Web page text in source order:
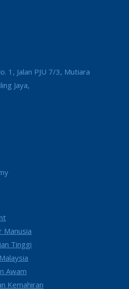
1, Jalan PJU 7/3, Mutiara
Jaya,
Manusia
Tinggi
Awam
Kemahiran